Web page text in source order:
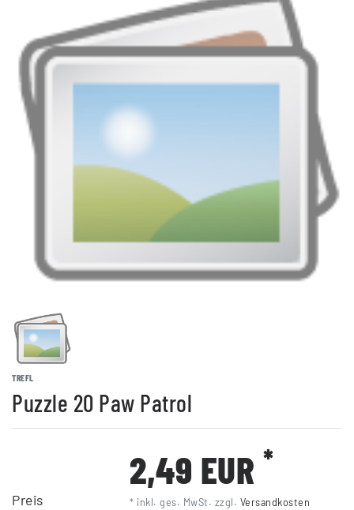
TREFL
Puzzle 20 Paw Patrol
Preis
2,49 EUR *
* inkl. ges. MwSt. zzgl. Versandkosten